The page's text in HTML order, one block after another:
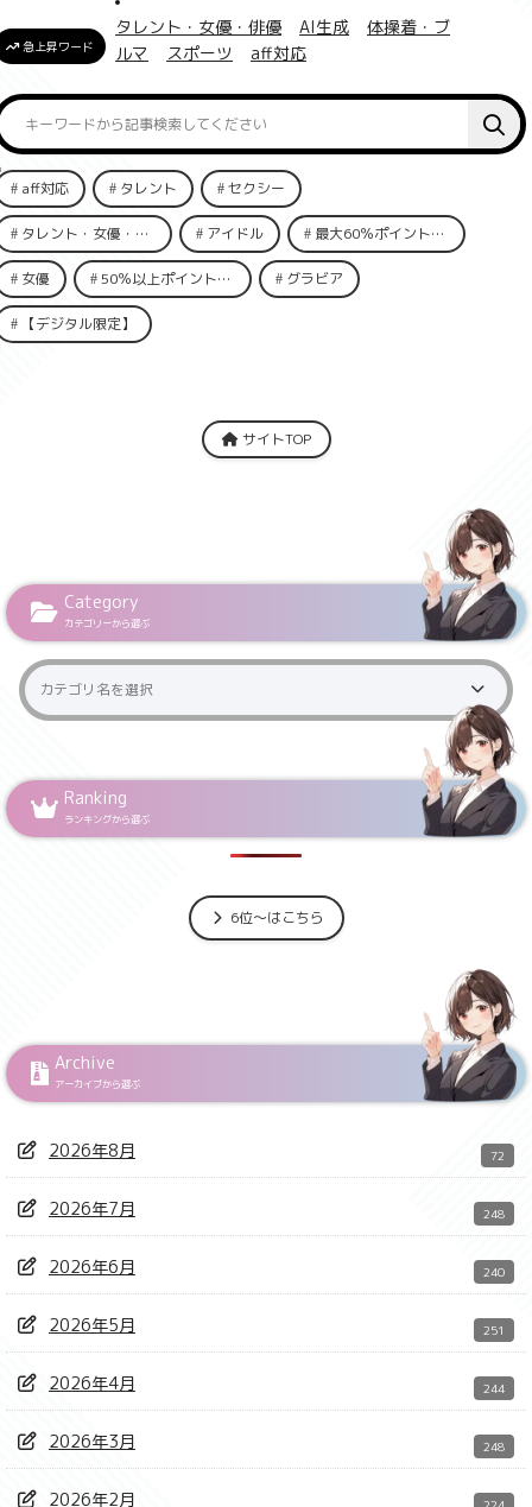
急上昇ワード
タレント・女優・俳優 AI生成
体操着・ブ
ルマ
スポーツ aff対応
aff対応 タレント セクシー
タレント・女優・俳優 アイドル 最大60％ポイント還元
女優 50％以上ポイント還元 グラビア
【デジタル限定】
サイトTOP
Category
カテゴリーから選ぶ
Ranking
ランキングから選ぶ
6位～はこちら
Archive
アーカイブから選ぶ
2026年8月 72
2026年7月 248
2026年6月 240
2026年5月 251
2026年4月 244
2026年3月 248
2026年2月